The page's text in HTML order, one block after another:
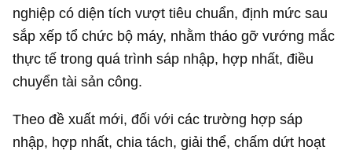
nghiệp có diện tích vượt tiêu chuẩn, định mức sau
sắp xếp tổ chức bộ máy, nhằm tháo gỡ vướng mắc
thực tế trong quá trình sáp nhập, hợp nhất, điều
chuyển tài sản công.
Theo đề xuất mới, đối với các trường hợp sáp
nhập, hợp nhất, chia tách, giải thể, chấm dứt hoạt